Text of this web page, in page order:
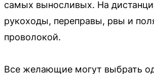
самых выносливых. На
рукоходы, переправы, рвы и
проволокой.
Все желающие могут выбрать